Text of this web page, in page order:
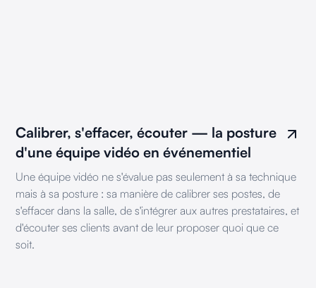
Calibrer, s'effacer, écouter — la posture
d'une équipe vidéo en événementiel
Une équipe vidéo ne s'évalue pas seulement à sa technique
mais à sa posture : sa manière de calibrer ses postes, de
s'effacer dans la salle, de s'intégrer aux autres prestataires, et
d'écouter ses clients avant de leur proposer quoi que ce
soit.